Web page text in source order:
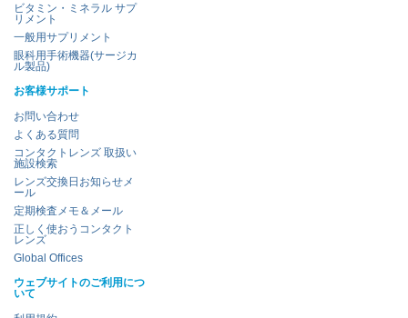
ビタミン・ミネラル サプ
リメント
一般用サプリメント
眼科用手術機器(サージカ
ル製品)
お客様サポート
お問い合わせ
よくある質問
コンタクトレンズ 取扱い
施設検索
レンズ交換日お知らせメ
ール
定期検査メモ＆メール
正しく使おうコンタクト
レンズ
Global Offices
ウェブサイトのご利用につ
いて